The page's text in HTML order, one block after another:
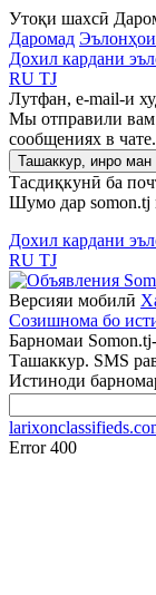
Утоқи шахсӣ
Даромад
Дохил кардани
RU TJ
Лутфан, e-mail-и
Мы отправили вам
сообщениях в чате.
Ташаккур, инро ман
Тасдиқкунӣ ба
Шумо дар somon.tj
Дохил кардани
RU TJ
Версияи мобилӣ
Созишнома бо
Барномаи
Ташаккур. SMS
Истиноди
Error 400